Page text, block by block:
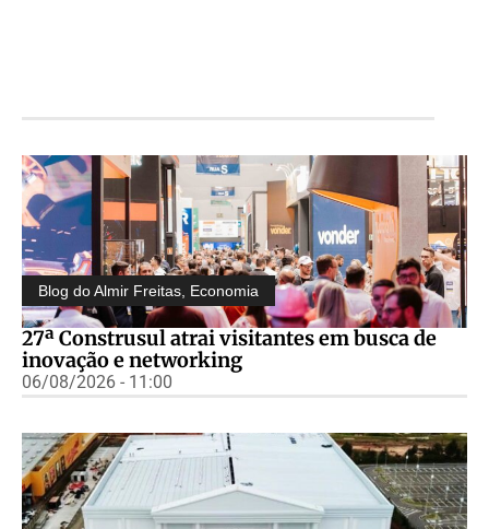
Blog do Almir Freitas Economia
27ª Construsul atrai visitantes em busca de
inovação e networking
06/08/2026 - 11:00